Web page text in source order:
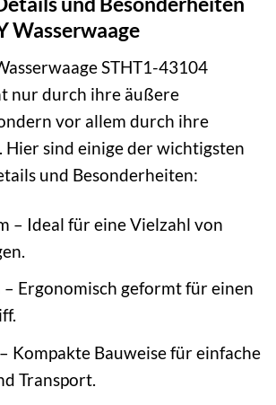
Wasserwaage
STHT1-43104
nur durch ihre äußere
vor allem durch ihre
Hier sind einige der wichtigsten
und Besonderheiten:
– Ideal für eine Vielzahl von
– Ergonomisch geformt für einen
Kompakte Bauweise für einfache
Transport.